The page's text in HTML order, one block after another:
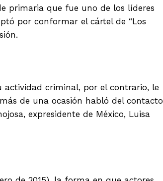
primaria que fue uno de los líderes
por conformar el cártel de “Los
actividad criminal, por el contrario, le
de una ocasión habló del contacto
expresidente de México, Luisa